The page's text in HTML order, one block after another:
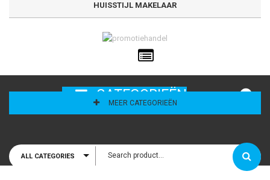
HUISSTIJL MAKELAAR
CATEGORIEËN
MEER CATEGORIEËN
ALL CATEGORIES